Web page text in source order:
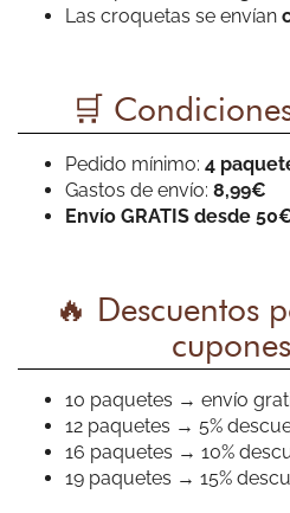
Buenisimas¡¡ Están hechas
un sabor extraordinario.
ibérico, bacalao y boletus.
Las croquetas se envían
🛒
Pedido mínimo: 4
Gastos de envío: 8,99€
Envío GRATIS desde
🔥 Descuentos
10 paquetes → envío
12 paquetes → 5%
16 paquetes → 10%
19 paquetes → 15%